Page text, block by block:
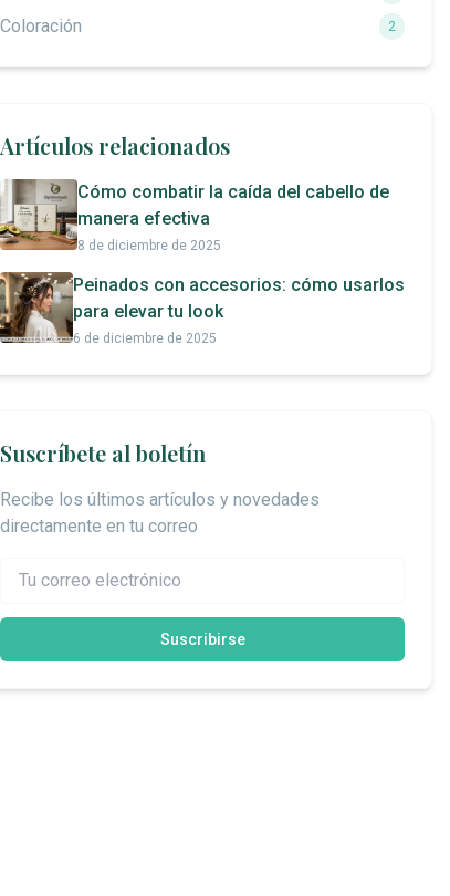
Coloración 2
Artículos relacionados
Cómo combatir la caída del cabello de
manera efectiva
8 de diciembre de 2025
Peinados con accesorios: cómo usarlos
para elevar tu look
6 de diciembre de 2025
Suscríbete al boletín
Recibe los últimos artículos y novedades
directamente en tu correo
Suscribirse